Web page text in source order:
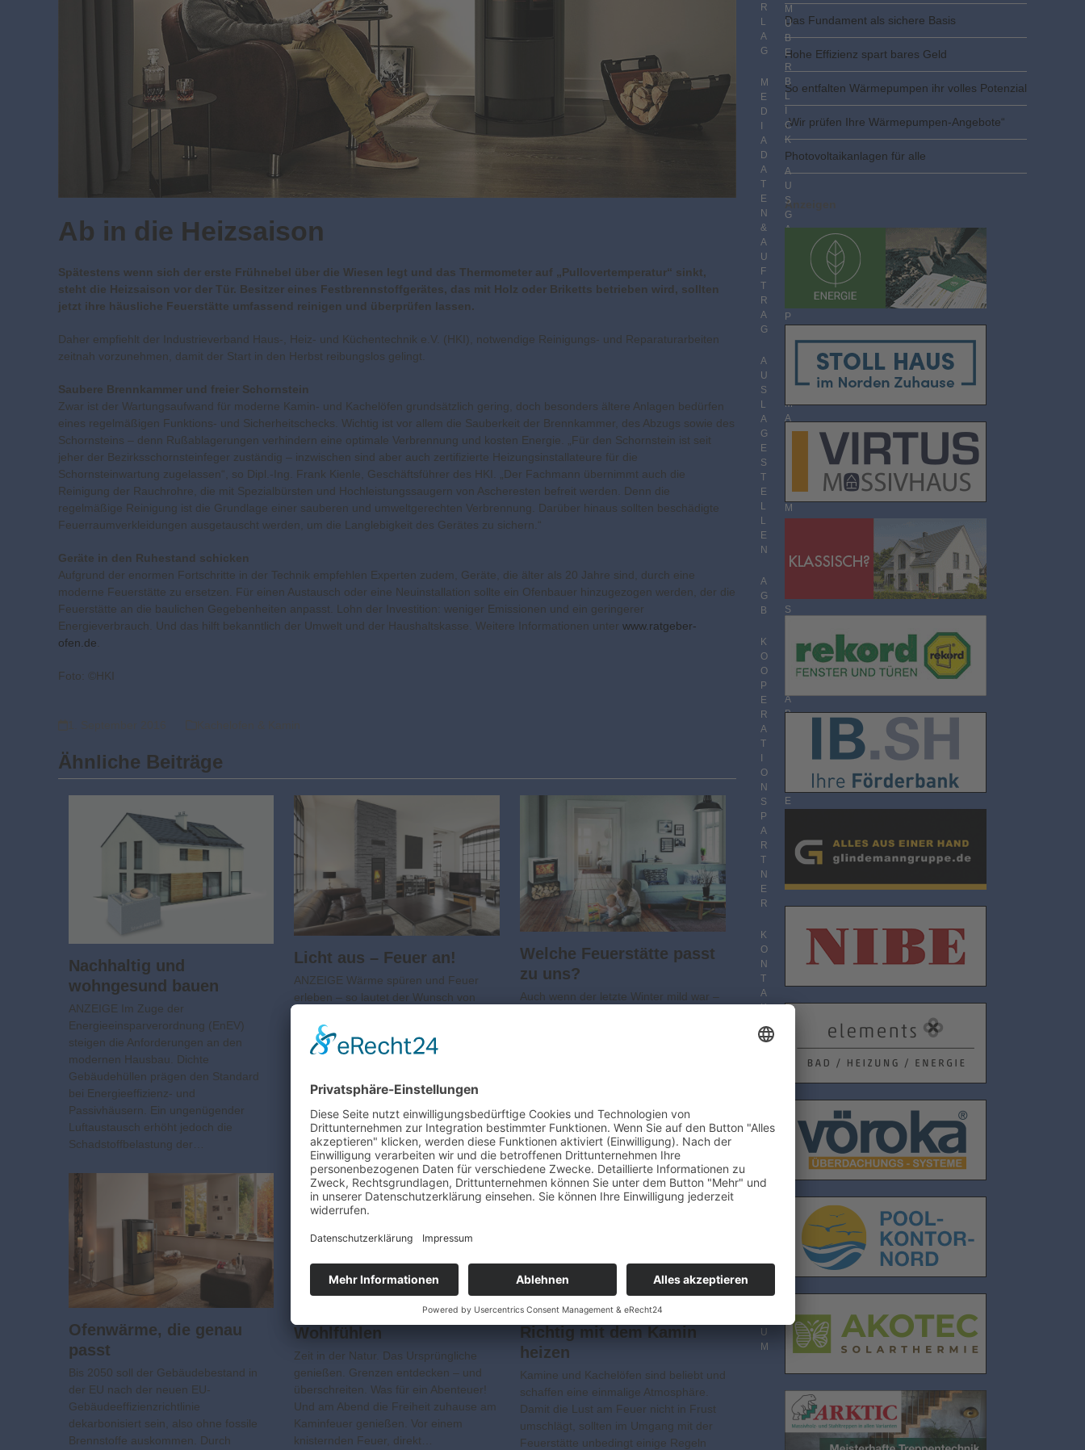
Ab in die Heizsaison
Spätestens wenn sich der erste Frühnebel über die Wiesen legt und das Thermometer auf „Pullovertemperatur“ sinkt,
steht die Heizsaison vor der Tür. Besitzer eines Festbrennstoffgerätes, das mit Holz oder Briketts betrieben wird, sollten
jetzt ihre häusliche Feuerstätte umfassend reinigen und überprüfen lassen.
Daher empfiehlt der Industrieverband Haus-, Heiz- und Küchentechnik e.V. (HKI), notwendige Reinigungs- und Reparaturarbeiten
zeitnah vorzunehmen, damit der Start in den Herbst reibungslos gelingt.
Saubere Brennkammer und freier Schornstein
Zwar ist der Wartungsaufwand für moderne Kamin- und Kachelöfen grundsätzlich gering, doch besonders ältere Anlagen bedürfen
eines regelmäßigen Funktions- und Sicherheitschecks. Wichtig ist vor allem die Sauberkeit der Brennkammer, des Abzugs sowie des
Schornsteins – denn Rußablagerungen verhindern eine optimale Verbrennung und kos­ten Energie. „Für den Schornstein ist seit
jeher der Bezirksschornsteinfeger zuständig – inzwischen sind aber auch zertifizierte Heizungsinstallateure für die
Schornsteinwartung zugelassen“, so Dipl.-Ing. Frank Kienle, Geschäftsführer des HKI. „Der Fachmann übernimmt auch die
Reinigung der Rauchrohre, die mit Spezialbürsten und Hochleistungssaugern von Ascheresten befreit werden. Denn die
regelmäßige Reinigung ist die Grundlage einer sauberen und umweltgerechten Verbrennung. Darüber hinaus sollten beschädigte
Feuerraumverkleidungen ausgetauscht werden, um die Langlebigkeit des Gerätes zu sichern.“
Geräte in den Ruhestand schicken
Aufgrund der enormen Fortschritte in der Technik empfehlen Experten zudem, Geräte, die älter als 20 Jahre sind, durch eine
moderne Feuerstätte zu ersetzen. Für einen Austausch oder eine Neuinstallation sollte ein Ofenbauer hinzugezogen werden, der die
Feuerstätte an die baulichen Gegebenheiten anpasst. Lohn der Investition: weniger Emissionen und ein geringerer
Energieverbrauch. Und das hilft bekanntlich der Umwelt und der Haushaltskasse. Weitere Informationen unter www.ratgeber-
ofen.de
Foto: ©HKI
Ähnliche Beiträge
Nachhaltig und
wohngesund bauen
ANZEIGE Im Zuge der
Energieeinsparverordnung (EnEV)
steigen die Anforderungen an den
modernen Hausbau. Dichte
Gebäudehüllen prägen den Standard
bei Energieeffizienz- und
Passivhäusern. Ein ungenügender
Luftaustausch erhöht jedoch die
Schadstoffbelastung der…
Licht aus – Feuer an!
ANZEIGE Wärme spüren und Feuer
erleben – so lautet der Wunsch von
erweitert die Schiedel GmbH & Co. KG,
europäischer Marktführer in der
Produktpalette…
Welche Feuerstätte passt
zu uns?
Auch wenn der letzte Winter mild war –
Ofenwärme, die genau
passt
Bis 2050 soll der Gebäudebestand in
der EU nach der neuen EU-
Gebäudeeffizienzrichtlinie
dekarbonisiert sein, also ohne fossile
Brennstoffe auskommen. Durch
Perfektes Feuer-Flair zum
Wohlfühlen
Zeit in der Natur. Das Ursprüngliche
genießen. Grenzen entdecken – und
überschreiten. Was für ein Abenteuer!
Und am Abend die Freiheit zuhause am
Kaminfeuer genießen. Vor einem
knisternden Feuer, direkt…
Richtig mit dem Kamin
heizen
Kamine und Kachelöfen sind beliebt und
schaffen eine einmalige Atmosphäre.
Damit die Lust am Feuer nicht in Frust
umschlägt, sollten im Umgang mit der
Feuerstätte unbedingt einige Regeln
Das Fundament als sichere Basis
Hohe Effizienz spart bares Geld
So entfalten Wärmepumpen ihr volles Potenzial
„Wir prüfen Ihre Wärmepumpen-Angebote“
Photovoltaik­­anlagen für alle
Anzeigen
R
L
A
G
M
E
D
A
D
A
T
E
N
&
A
U
F
T
R
A
G
A
U
S
L
A
G
E
S
T
E
L
L
E
N
A
G
B
K
O
O
P
E
R
A
T
O
N
S
P
A
R
T
N
E
R
K
O
N
T
A
K
S
T
U
M
M
Ü
B
E
R
B
L
C
K
A
U
S
G
A
P
M
A
M
B
S
A
B
E